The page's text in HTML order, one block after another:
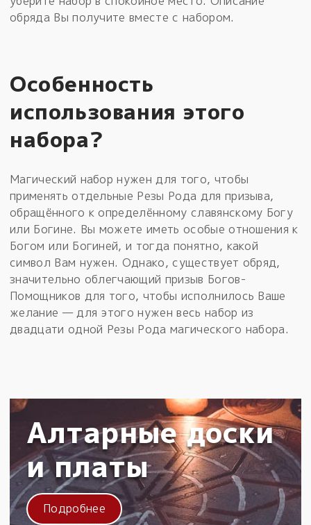
обряда Вы получите вместе с набором.
Особенность
использования этого
набора?
Магический набор нужен для того, чтобы
применять отдельные Резы Рода для призыва,
обращённого к определённому славянскому Богу
или Богине. Вы можете иметь особые отношения к
Богом или Богиней, и тогда понятно, какой
символ Вам нужен. Однако, существует обряд,
значительно облегчающий призыв Богов-
Помощников для того, чтобы исполнилось Ваше
желание — для этого нужен весь набор из
двадцати одной Резы Рода магического набора.
Алтарные доски
и платы
Подробнее